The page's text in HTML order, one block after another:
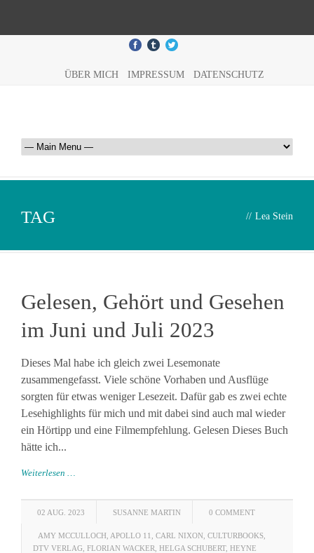
ÜBER MICH IMPRESSUM DATENSCHUTZ
TAG // Lea Stein
Gelesen, Gehört und Gesehen
im Juni und Juli 2023
Dieses Mal habe ich gleich zwei Lesemonate
zusammengefasst. Viele schöne Vorhaben und Ausflüge
sorgten für etwas weniger Lesezeit. Dafür gab es zwei echte
Lesehighlights für mich und mit dabei sind auch mal wieder
ein Hörtipp und eine Filmempfehlung. Gelesen Dieses Buch
hätte ich...
Weiterlesen …
02 AUG. 2023 SUSANNE MARTIN 0 COMMENT
AMY MCCULLOCH APOLLO 11 CARL NIXON CULTURBOOKS
DTV VERLAG FLORIAN WACKER HELGA SCHUBERT, HEYNE